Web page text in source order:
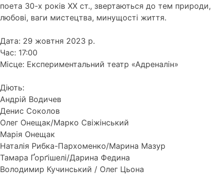
поета 30-х років ХХ ст., звертаються до тем природи,
любові, ваги мистецтва, минущості життя.
Дата: 29 жовтня 2023 р.
Час: 17:00
Місце: Експериментальний театр «Адреналін»
Діють:
Андрій Водичев
Денис Соколов
Олег Онещак/Марко Свіжінський
Марія Онещак
Наталія Рибка-Пархоменко/Марина Мазур
Тамара Ґорґішелі/Дарина Федина
Володимир Кучинський / Олег Цьона